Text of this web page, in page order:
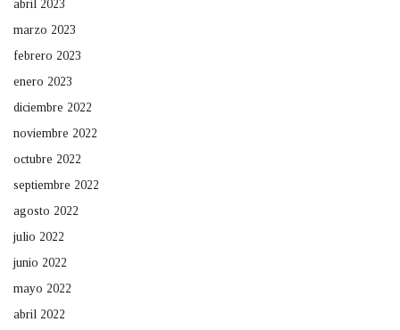
abril 2023
marzo 2023
febrero 2023
enero 2023
diciembre 2022
noviembre 2022
octubre 2022
septiembre 2022
agosto 2022
julio 2022
junio 2022
mayo 2022
abril 2022